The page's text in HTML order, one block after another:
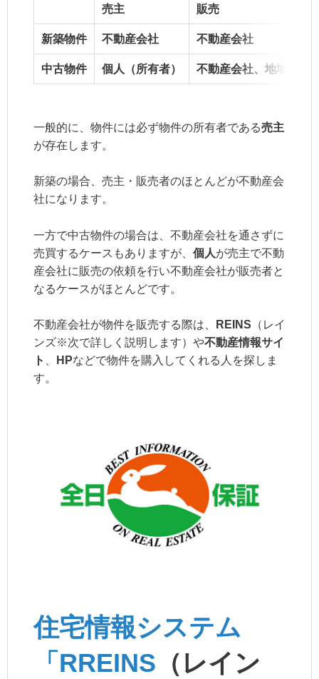
売主 販売
新築物件 不動産会社 不動産会社
中古物件 個人（所有者） 不動産会社、地域情報
一般的に、物件には必ず物件の所有者である売主
が存在します。
新築の場合、売主・販売者のほとんどが不動産会
社になります。
一方で中古物件の場合は、不動産会社を通さずに
売買するケースもありますが、 個人が売主で不動
産会社に販売の依頼を行い不動産会社が販売者と
なるケースがほとんどです。
不動産会社が物件を販売する際は、 REINS （レイ
ンズ※次で詳しく説明します）や不動産情報サイ
ト 、 HPなどで物件を購入してくれる人を探しま
す。
住宅情報システム
「RREINS （レイン